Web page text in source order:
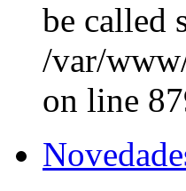
be called
/var/
on line